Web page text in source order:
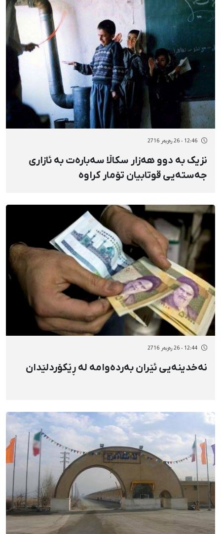
12:46 - 26 رەزبەر 2716
نزیک بە دوو هەزار سکاڵا سەبارەت بە ئازاری
جەستەیی قوتابیان تۆمار کراوە
12:44 - 26 رەزبەر 2716
نەخدینەیی ئێران بەردەوامە لە ڕێکۆردلێدان